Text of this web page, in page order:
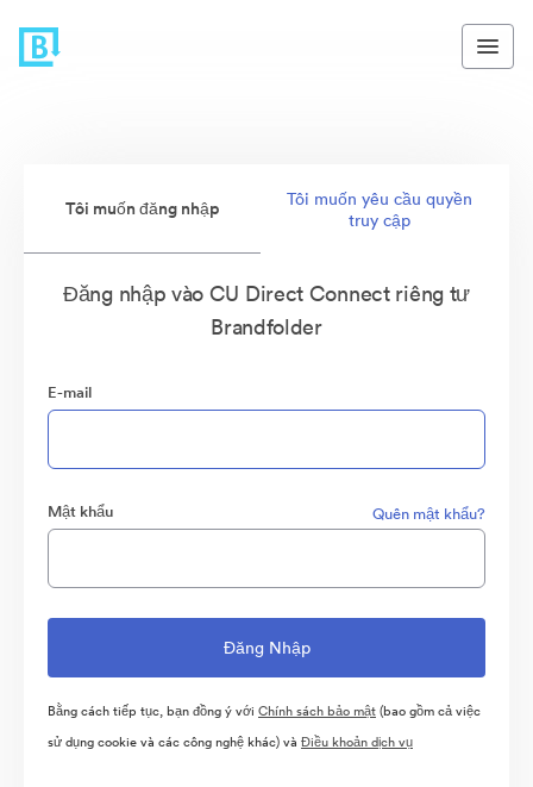
Tôi muốn đăng nhập
Tôi muốn yêu cầu quyền
truy cập
Đăng nhập vào CU Direct Connect riêng tư
Brandfolder
E-mail
Mật khẩu Quên mật khẩu?
Bằng cách tiếp tục, bạn đồng ý với Chính sách bảo mật(bao gồm cả việc
sử dụng cookie và các công nghệ khác) và Điều khoản dịch vụ